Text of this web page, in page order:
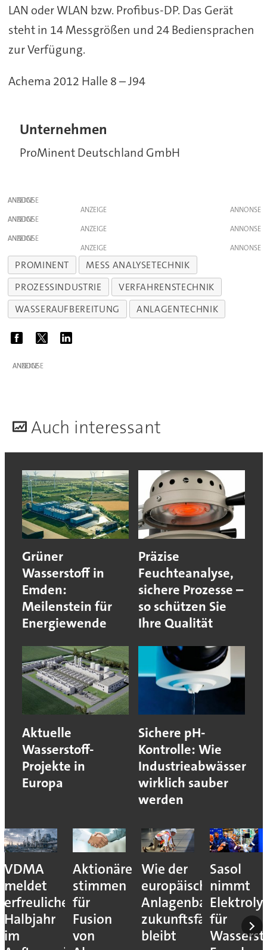
LAN oder WLAN bzw. Profibus-DP. Das Gerät
steht in 14 Messgrößen und 24 Bediensprachen
zur Verfügung.
Achema 2012 Halle 8 – J94
Unternehmen
ProMinent Deutschland GmbH
ANZEIGE
ANZEIGE
ANZEIGE
ANZEIGE
ANZEIGE
ANZEIGE
PROMINENT
MESS ANALYSETECHNIK
PROZESSINDUSTRIE
VERFAHRENSTECHNIK
WASSERAUFBEREITUNG
ANLAGENTECHNIK
ANZEIGE
Auch interessant
Grüner
Wasserstoff in
Emden:
Meilenstein für
Energiewende
Präzise
Feuchteanalyse,
sichere Prozesse –
so schützen Sie
Ihre Qualität
Aktuelle
Wasserstoff-
Projekte in
Europa
Sichere pH-
Kontrolle: Wie
Industrieabwässer
wirklich sauber
werden
VDMA
meldet
erfreuliches
Halbjahr
im
Aktionäre
stimmen
für
Fusion
von
Wie der
europäische
Anlagenbau
zukunftsfähig
bleibt
Sasol
nimmt
für